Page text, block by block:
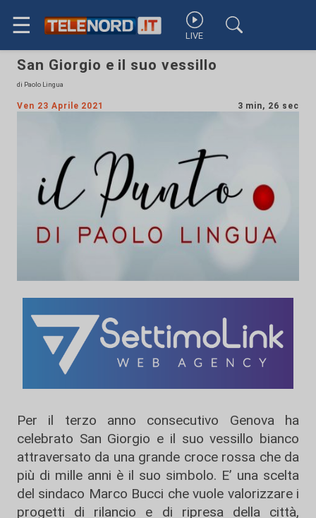
☰ LIVE
San Giorgio e il suo vessillo
di Paolo Lingua
Ven 23 Aprile 2021 3 min, 26 sec
Per il terzo anno consecutivo Genova ha
celebrato San Giorgio e il suo vessillo bianco
attraversato da una grande croce rossa che da
più di mille anni è il suo simbolo. E’ una scelta
del sindaco Marco Bucci che vuole valorizzare i
progetti di rilancio e di ripresa della città,